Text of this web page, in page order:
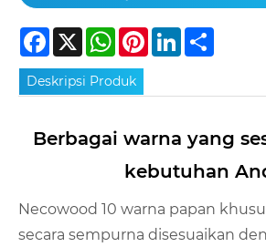
Facebook
X WhatsAppPinterestLinkedIn
Deskripsi Produk
Berbagai warna yang
kebutuhan
Necowood 10 warna papan
secara sempurna disesuaikan